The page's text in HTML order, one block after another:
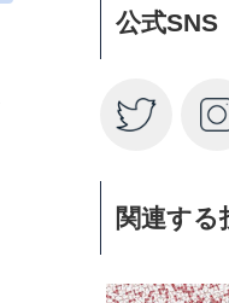
公式SNS
関連する